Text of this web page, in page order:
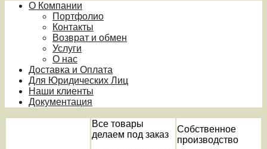
О Компании
Портфолио
Контакты
Возврат и обмен
Услуги
О нас
Доставка и Оплата
Для Юридических Лиц
Наши клиенты
Документация
Все товары
делаем под заказ
Собственное
производство